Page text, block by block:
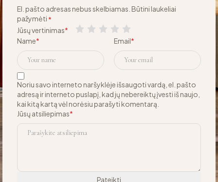
El. pašto adresas nebus skelbiamas. Būtini laukeliai
pažymėti *
Jūsų vertinimas*
Jūsų atsiliepimas*
Name* Email*
Noriu savo interneto naršyklėje išsaugoti vardą, el. pašto
adresą ir interneto puslapį, kad jų nebereiktų įvesti iš naujo,
kai kitą kartą vėl norėsiu parašyti komentarą.